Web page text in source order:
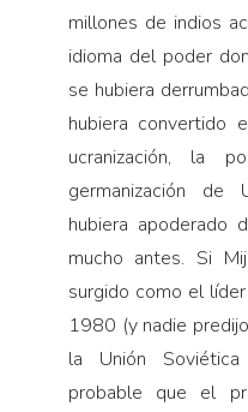
millones de indios
idioma del poder
se hubiera
hubiera convertido
ucranización, la
germanización de
hubiera apoderado
mucho antes. Si
surgido como el
1980 (y nadie
la Unión
probable que el